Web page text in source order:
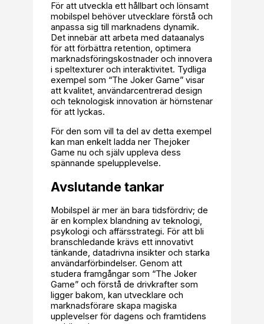
För att utveckla ett hållbart och lönsamt
mobilspel behöver utvecklare förstå och
anpassa sig till marknadens dynamik.
Det innebär att arbeta med dataanalys
för att förbättra retention, optimera
marknadsföringskostnader och innovera
i speltexturer och interaktivitet. Tydliga
exempel som “The Joker Game” visar
att kvalitet, användarcentrerad design
och teknologisk innovation är hörnstenar
för att lyckas.
För den som vill ta del av detta exempel
kan man enkelt ladda ner Thejoker
Game nu och själv uppleva dess
spännande spelupplevelse.
Avslutande tankar
Mobilspel är mer än bara tidsfördriv; de
är en komplex blandning av teknologi,
psykologi och affärsstrategi. För att bli
branschledande krävs ett innovativt
tänkande, datadrivna insikter och starka
användarförbindelser. Genom att
studera framgångar som “The Joker
Game” och förstå de drivkrafter som
ligger bakom, kan utvecklare och
marknadsförare skapa magiska
upplevelser för dagens och framtidens